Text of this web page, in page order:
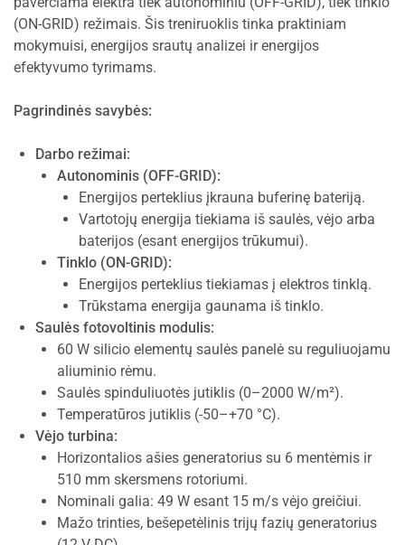
(ON-GRID) režimais. Šis treniruoklis tinka praktiniam
mokymuisi, energijos srautų analizei ir energijos
efektyvumo tyrimams.
Pagrindinės savybės:
Darbo režimai:
Autonominis (OFF-GRID):
Energijos perteklius įkrauna buferinę bateriją.
Vartotojų energija tiekiama iš saulės, vėjo arba
baterijos (esant energijos trūkumui).
Tinklo (ON-GRID):
Energijos perteklius tiekiamas į elektros tinklą.
Trūkstama energija gaunama iš tinklo.
Saulės fotovoltinis modulis:
60 W silicio elementų saulės panelė su reguliuojamu
aliuminio rėmu.
Saulės spinduliuotės jutiklis (0–2000 W/m²).
Temperatūros jutiklis (-50–+70 °C).
Vėjo turbina:
Horizontalios ašies generatorius su 6 mentėmis ir
510 mm skersmens rotoriumi.
Nominali galia: 49 W esant 15 m/s vėjo greičiui.
Mažo trinties, bešepetėlinis trijų fazių generatorius